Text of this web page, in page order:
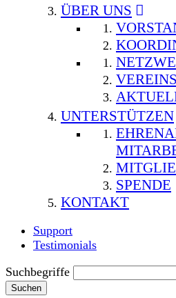
ÜBER UNS
UNTERSTÜTZEN
SPENDE
KONTAKT
Support
Testimonials
Suchbegriffe
Suchen